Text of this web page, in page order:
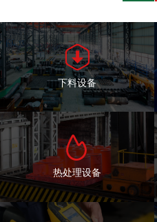

下料设备

热处理设备